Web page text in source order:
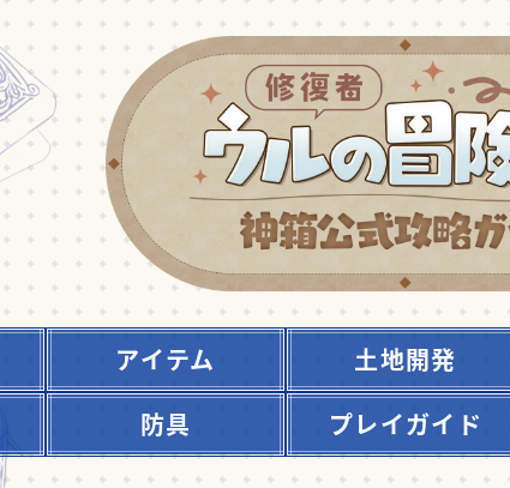
アイテム 土地開発
防具 プレイガイド